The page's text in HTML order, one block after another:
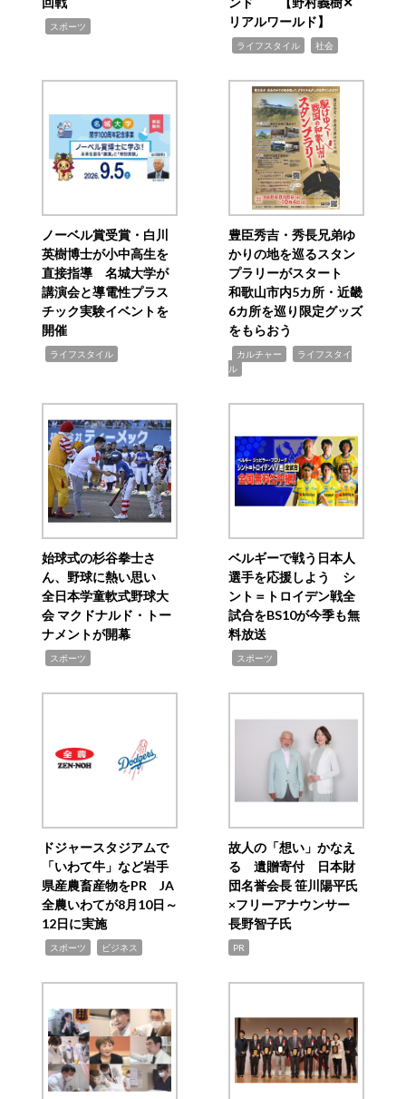
スポーツ
リアルワールド】
ライフスタイル 社会
ノーベル賞受賞・白川
英樹博士が小中高生を
直接指導 名城大学が
講演会と導電性プラス
チック実験イベントを
開催
ライフスタイル
豊臣秀吉・秀長兄弟ゆ
かりの地を巡るスタン
プラリーがスタート
和歌山市内5カ所・近畿
6カ所を巡り限定グッズ
をもらおう
カルチャー
ライフスタイ
ル
始球式の杉谷拳士さ
ん、野球に熱い思い
全日本学童軟式野球大
会 マクドナルド・トー
ナメントが開幕
スポーツ
ベルギーで戦う日本人
選手を応援しよう シ
ント＝トロイデン戦全
試合をBS10が今季も無
料放送
スポーツ
ドジャースタジアムで
「いわて牛」など岩手
県産農畜産物をPR JA
全農いわてが8月10日～
12日に実施
スポーツ ビジネス
故人の「想い」かなえ
る 遺贈寄付 日本財
団名誉会長 笹川陽平氏
×フリーアナウンサー
長野智子氏
PR